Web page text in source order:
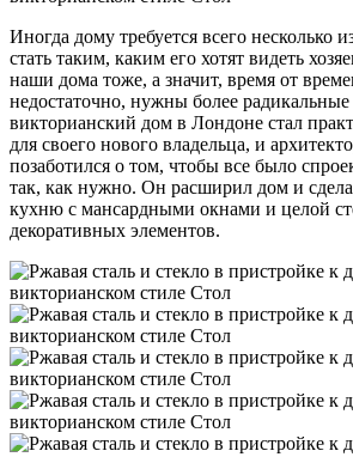
Иногда дому требуется всего несколько
стать таким, каким его хотят видеть
наши дома тоже, а значит, время от
недостаточно, нужны более
викторианский дом в Лондоне стал
для своего нового владельца, и
позаботился о том, чтобы все было
так, как нужно. Он расширил дом и
кухню с мансардными окнами и целой
декоративных элементов.